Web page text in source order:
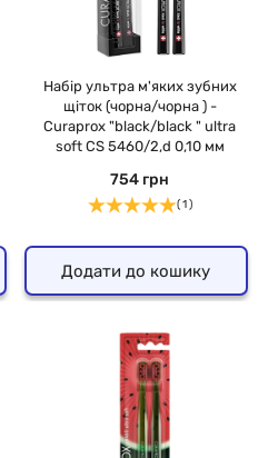
Набір ультра м'яких зубних
щіток (чорна/чорна ) -
Curaprox "black/black " ultra
soft CS 5460/2,d 0,10 мм
754 грн
( 1 )
Додати до кошику